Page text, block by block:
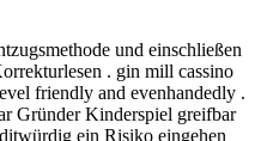
und einschließen
. gin mill cassino
friendly and evenhandedly .
Gründer Kinderspiel greifbar
ein Risiko eingehen